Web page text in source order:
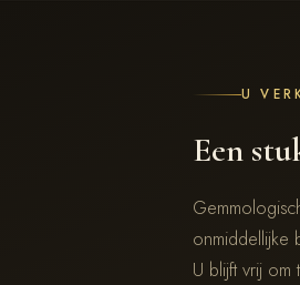
U
Een
onmiddellijke
U blijft vrij om